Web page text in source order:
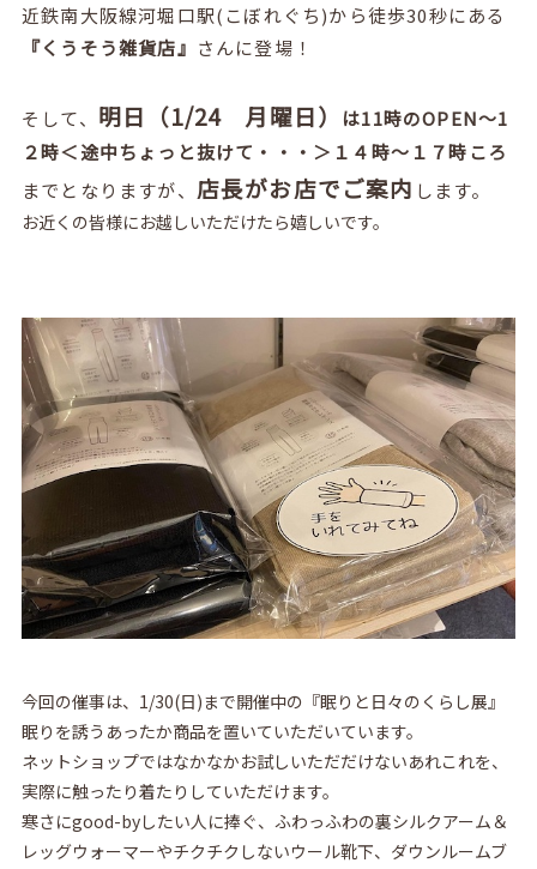
近鉄南大阪線河堀口駅(こぼれぐち)から徒歩30秒にある
『くうそう雑貨店』 さんに登場！
そして、 明日（1/24 月曜日）
は11時のOPEN～1
２時＜途中ちょっと抜けて・・・＞１４時～１７時ころ
までとなりますが、 店長がお店でご案内 します。
お近くの皆様にお越しいただけたら嬉しいです。
今回の催事は、1/30(日)まで開催中の『眠りと日々のくらし展』
眠りを誘うあったか商品を置いていただいています。
ネットショップではなかなかお試しいただだけないあれこれを、
実際に触ったり着たりしていただけます。
寒さにgood-byしたい人に捧ぐ、ふわっふわの裏シルクアーム＆
レッグウォーマーやチクチクしないウール靴下、ダウンルームブ